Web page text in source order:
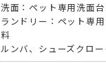
洗面：ペット専用洗面
ランドリー：ペット専
料
ルンバ、シューズクロー